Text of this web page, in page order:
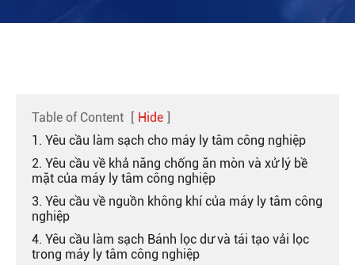
Table of Content [ Hide ]
1. Yêu cầu làm sạch cho máy ly tâm công nghiệp
2. Yêu cầu về khả năng chống ăn mòn và xử lý bề
mặt của máy ly tâm công nghiệp
3. Yêu cầu về nguồn không khí của máy ly tâm công
nghiệp
4. Yêu cầu làm sạch Bánh lọc dư và tái tạo vải lọc
trong máy ly tâm công nghiệp